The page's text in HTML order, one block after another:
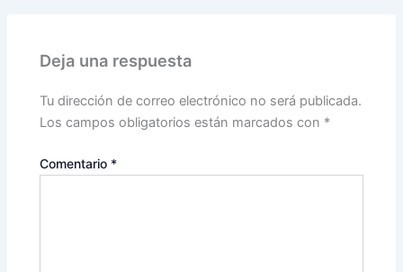
Deja una respuesta
Tu dirección de correo electrónico no será publicada.
Los campos obligatorios están marcados con *
Comentario *